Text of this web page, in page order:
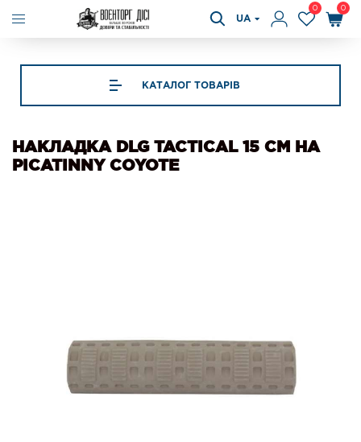
UA
0 0
КАТАЛОГ ТОВАРІВ
НАКЛАДКА DLG TACTICAL 15 СМ НА
PICATINNY COYOTE